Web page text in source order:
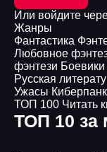
Или войдите
Жанры
Фантастика
Любовное
фэнтези Боевики
Русская
Ужасы Киберпанк
ТОП 100 Читать
ТОП 10 за